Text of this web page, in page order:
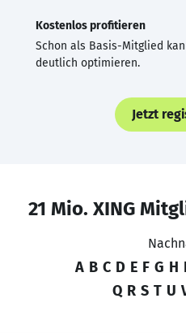
Kostenlos profitieren
Schon als Basis-Mitglied
deutlich optimieren.
Jetzt
21 Mio. XING
A B C D E F G H
Q R S T U